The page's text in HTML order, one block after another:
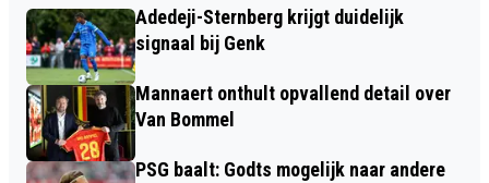
Adedeji-Sternberg krijgt duidelijk
signaal bij Genk
Mannaert onthult opvallend detail over
Van Bommel
PSG baalt: Godts mogelijk naar andere